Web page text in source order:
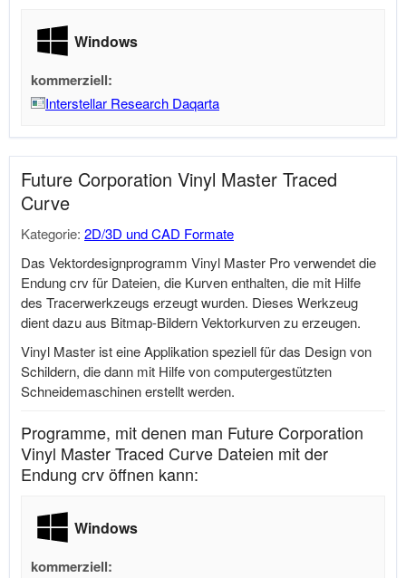
Windows
kommerziell:
Interstellar Research Daqarta
Future Corporation Vinyl Master Traced
Curve
Kategorie: 2D/3D und CAD Formate
Das Vektordesignprogramm Vinyl Master Pro verwendet die
Endung crv für Dateien, die Kurven enthalten, die mit Hilfe
des Tracerwerkzeugs erzeugt wurden. Dieses Werkzeug
dient dazu aus Bitmap-Bildern Vektorkurven zu erzeugen.
Vinyl Master ist eine Applikation speziell für das Design von
Schildern, die dann mit Hilfe von computergestützten
Schneidemaschinen erstellt werden.
Programme, mit denen man Future Corporation
Vinyl Master Traced Curve Dateien mit der
Endung crv öffnen kann:
Windows
kommerziell: